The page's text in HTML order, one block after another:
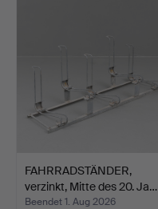
FAHRRADSTÄNDER,
verzinkt, Mitte des 20. Ja…
Beendet 1. Aug 2026